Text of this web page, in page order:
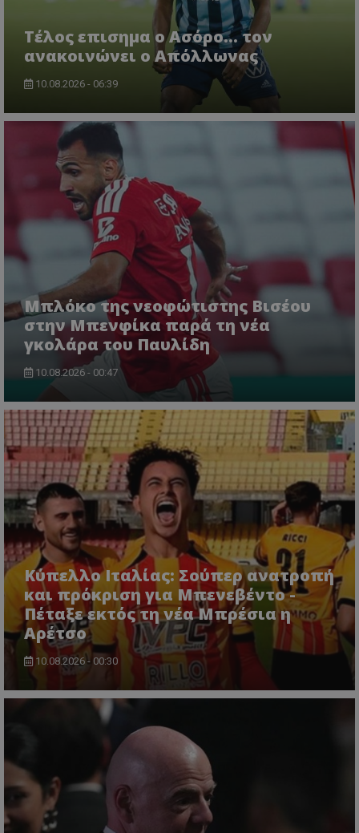
Tέλος επισημα ο Ασόρο... τον
ανακοινώνει ο Απόλλωνας
10.08.2026 - 06:39
Μπλόκο της νεοφώτιστης Βισέου
στην Μπενφίκα παρά τη νέα
γκολάρα του Παυλίδη
10.08.2026 - 00:47
Κύπελλο Ιταλίας: Σούπερ ανατροπή
και πρόκριση για Μπενεβέντο -
Πέταξε εκτός τη νέα Μπρέσια η
Αρέτσο
10.08.2026 - 00:30